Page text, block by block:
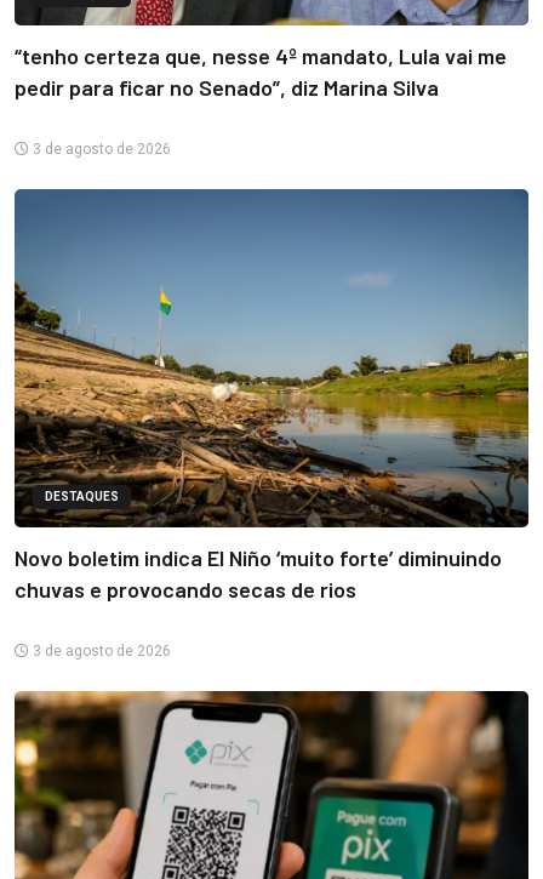
“tenho certeza que, nesse 4º mandato, Lula vai me
pedir para ficar no Senado”, diz Marina Silva
3 de agosto de 2026
DESTAQUES
Novo boletim indica El Niño ‘muito forte’ diminuindo
chuvas e provocando secas de rios
3 de agosto de 2026